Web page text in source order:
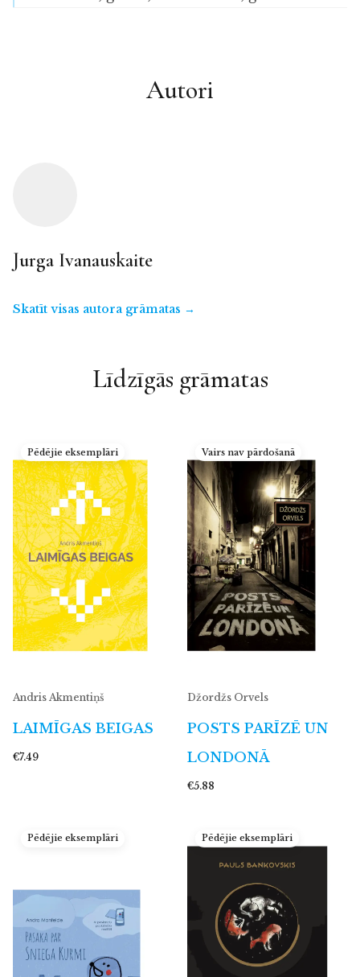
Autori
Jurga Ivanauskaite
Skatīt visas autora grāmatas →
Līdzīgās grāmatas
Pēdējie eksemplāri
Andris Akmentiņš
LAIMĪGAS BEIGAS
€7.49
Vairs nav pārdošanā
Džordžs Orvels
POSTS PARĪZĒ UN
LONDONĀ
€5.88
Pēdējie eksemplāri Pēdējie eksemplāri